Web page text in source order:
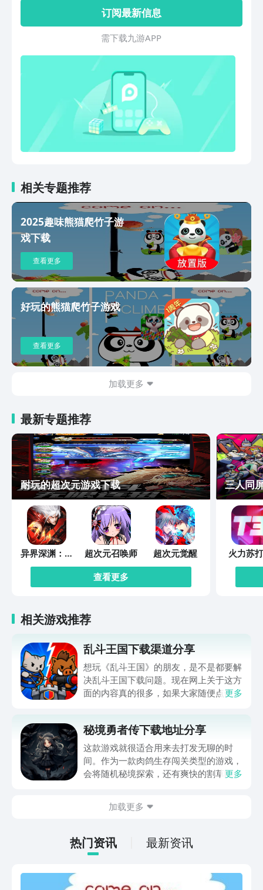
订阅最新信息
需 下 载 九 游 A P P
相关专题推荐
2025趣味熊猫爬竹子游
戏下载
查看更多
好玩的熊猫爬竹子游戏
查看更多
加载更多
最新专题推荐
耐玩的超次元游戏下载
异界深渊：觉
醒
超次元召唤师
超次元觉醒
查看更多
三人同
火力苏
相关游戏推荐
乱斗王国下载渠道分享
想玩《乱斗王国》的朋友，是不是都要解
决乱斗王国下载问题。现在网上关于这方
面的内容真的很多，如果大家随便点击陌
app进行下载会更加方便，九游是手游福
利最多的游戏平台，在这里不仅能够看到
游戏资源，还能及时查看后续的消息、活
动内容等相关信息。
更多
秘境勇者传下载地址分享
这款游戏就很适合用来去打发无聊的时
间。作为一款肉鸽生存闯关类型的游戏，
会将随机秘境探索，还有爽快的割草闯关
接就可以下载。游戏的上手门槛还是比较
打发无聊的时间，可玩性真的比较高。
更多
加载更多
热门资讯 最新资讯